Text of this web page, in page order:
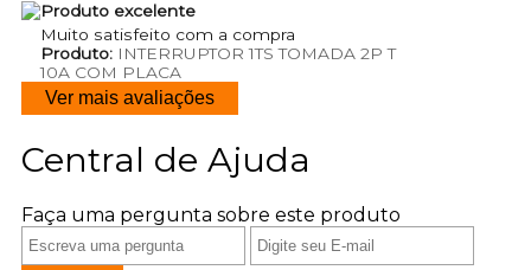
Produto excelente
Muito satisfeito com a compra
Produto:INTERRUPTOR 1TS TOMADA 2P T
10A COM PLACA
Ver mais avaliações
Central de Ajuda
Faça uma pergunta sobre este produto